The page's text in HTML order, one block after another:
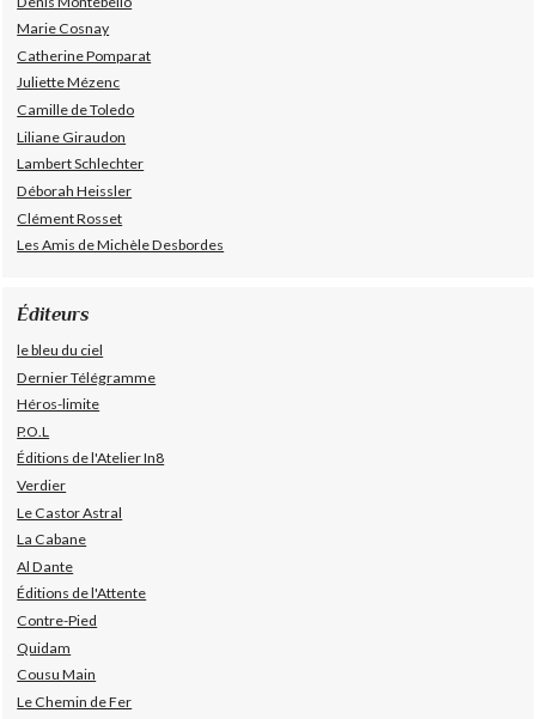
Marie Cosnay
Catherine Pomparat
Juliette Mézenc
Camille de Toledo
Liliane Giraudon
Lambert Schlechter
Déborah Heissler
Clément Rosset
Les Amis de Michèle Desbordes
Éditeurs
le bleu du ciel
Dernier Télégramme
Héros-limite
P.O.L
Éditions de l'Atelier In8
Verdier
Le Castor Astral
La Cabane
Al Dante
Éditions de l'Attente
Contre-Pied
Quidam
Cousu Main
Le Chemin de Fer